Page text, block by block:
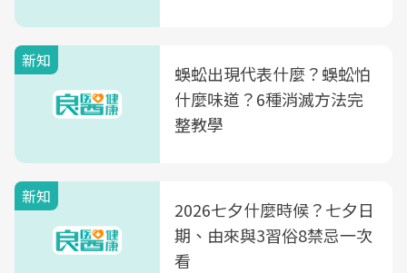
新知
蜈蚣出現代表什麼？蜈蚣怕
什麼味道？6種消滅方法完
整教學
新知
2026七夕什麼時候？七夕日
期、由來與3習俗8禁忌一次
看